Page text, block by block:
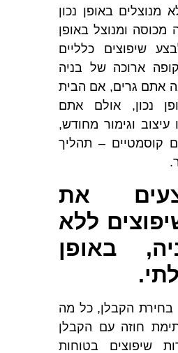
מנוצלים באופן נכון
ומנוצל באופן
שיפוצים כלליים
ארוכה של בניה
אתם גרים, אם הבית
נכון, אולם אתם
עיצוב וגימור מחודש,
קוסמטיים – תהליך
את
ללא
באופן
בחירת הקבלן, כל מה
חוזה עם הקבלן
שיפוצים בטוחות